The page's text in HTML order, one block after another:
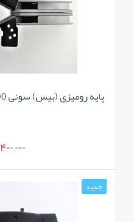
پایه رومیزی (بیس) سونی 55X8000
400,000 تومان
جدید